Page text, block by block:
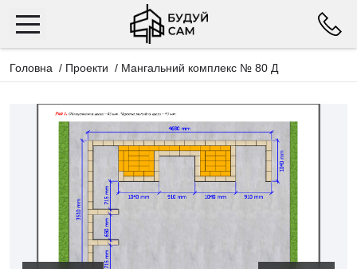
Головна / Проекти / Мангальний комплекс № 80 Д